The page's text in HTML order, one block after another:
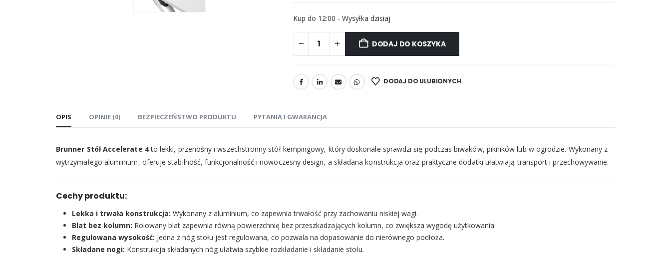
Kup do 12:00 - Wysyłka dzisiaj
DODAJ DO KOSZYKA
DODAJ DO ULUBIONYCH
OPIS OPINIE (0) BEZPIECZEŃSTWO PRODUKTU PYTANIA I GWARANCJA
Brunner Stół Accelerate 4to lekki, przenośny i wszechstronny stół kempingowy, który doskonale sprawdzi się podczas biwaków, pikników lub w ogrodzie. Wykonany z
wytrzymałego aluminium, oferuje stabilność, funkcjonalność i nowoczesny design, a składana konstrukcja oraz praktyczne dodatki ułatwiają transport i przechowywanie.
Cechy produktu:
Lekka i trwała konstrukcja: Wykonany z aluminium, co zapewnia trwałość przy zachowaniu niskiej wagi.
Blat bez kolumn: Rolowany blat zapewnia równą powierzchnię bez przeszkadzających kolumn, co zwiększa wygodę użytkowania.
Regulowana wysokość: Jedna z nóg stołu jest regulowana, co pozwala na dopasowanie do nierównego podłoża.
Składane nogi: Konstrukcja składanych nóg ułatwia szybkie rozkładanie i składanie stołu.